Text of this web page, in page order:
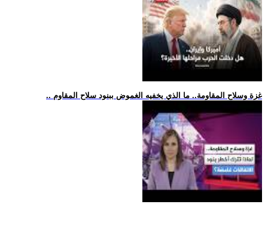
.. غزة وسلاح المقاومة.. ما الذي يخفيه الغموض ببنود سلاح المقاوم